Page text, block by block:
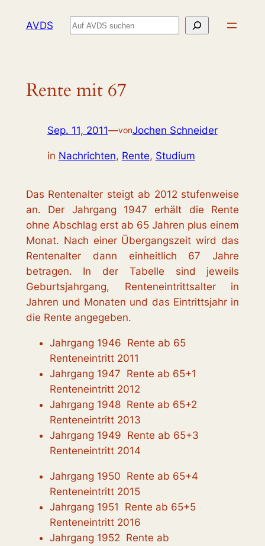
InhaltAVDS Suchen
Rente mit 67
Sep. 11, 2011—vonJochen Schneider
in Nachrichten, Rente, Studium
Das Rentenalter steigt ab 2012 stufenweise
an. Der Jahrgang 1947 erhält die Rente
ohne Abschlag erst ab 65 Jahren plus einem
Monat. Nach einer Übergangszeit wird das
Rentenalter dann einheitlich 67 Jahre
betragen. In der Tabelle sind jeweils
Geburtsjahrgang, Renteneintrittsalter in
Jahren und Monaten und das Eintrittsjahr in
die Rente angegeben.
Jahrgang 1946 Rente ab 65
Renteneintritt 2011
Jahrgang 1947 Rente ab 65+1
Renteneintritt 2012
Jahrgang 1948 Rente ab 65+2
Renteneintritt 2013
Jahrgang 1949 Rente ab 65+3
Renteneintritt 2014
Jahrgang 1950 Rente ab 65+4
Renteneintritt 2015
Jahrgang 1951 Rente ab 65+5
Renteneintritt 2016
Jahrgang 1952 Rente ab